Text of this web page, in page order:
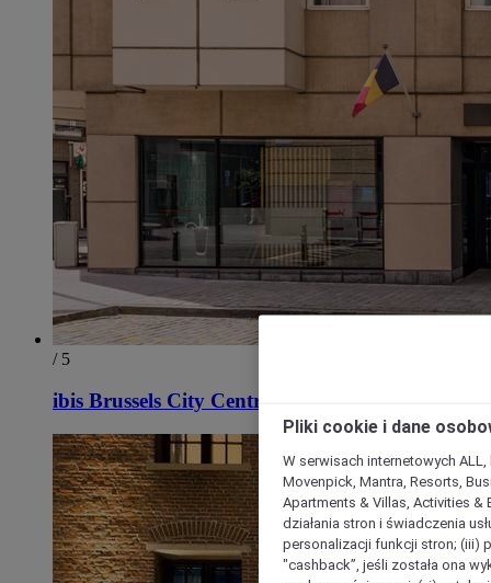
/ 5
ibis Brussels City Centre
Pliki cookie i dane
W serwisach internetowych
Movenpick, Mantra, Resorts,
Apartments & Villas, Activities &
działania stron i świadczenia
personalizacji funkcji stron; (iii)
"cashback”, jeśli została ona